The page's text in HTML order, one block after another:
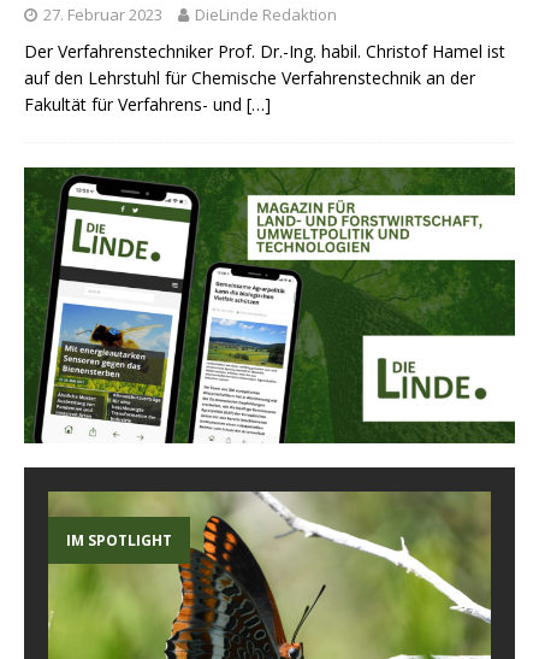
27. Februar 2023 DieLinde Redaktion
Der Verfahrenstechniker Prof. Dr.-Ing. habil. Christof Hamel ist
auf den Lehrstuhl für Chemische Verfahrenstechnik an der
Fakultät für Verfahrens- und […]
IM SPOTLIGHT